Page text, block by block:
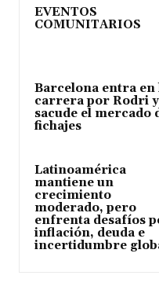
EVENTOS
COMUNITARIOS
Barcelona entra en
carrera por Rodri y
sacude el mercado
fichajes
Latinoamérica
mantiene un
crecimiento
moderado, pero
enfrenta desafíos
inflación, deuda e
incertidumbre